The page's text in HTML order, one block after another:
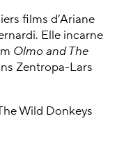
films d’Ariane
Elle incarne
Olmo and The
Zentropa-Lars
Wild Donkeys